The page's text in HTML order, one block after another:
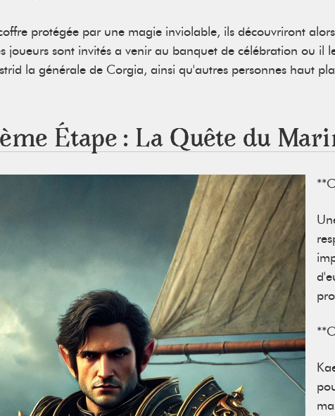
protégée par une magie inviolable, ils découvriront
joueurs sont invités a venir au banquet de célébration ou il
la générale de Corgia, ainsi qu'autres personnes haut
Étape : La Quête du